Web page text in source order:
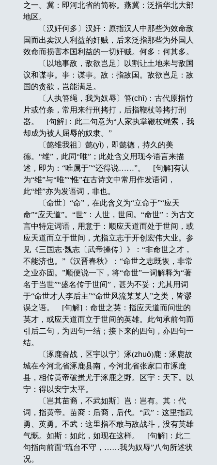
之一。冀：即河北省的简称。燕冀：泛指华北大部
地区。
〔汉奸何多〕汉奸：原指汉人中那些为效命敌
国而出卖汉人利益的奸贼，后来泛指那些为外国人
效命而损害本国利益的一切奸贼。何多：何其多。
〔以地事敌，敌欲岂足〕以割让土地来与敌国
议和谋事。事：谋事。敌：指敌国。敌欲岂足：敌
国的贪欲，岂能满足。
〔人执笞绳，我为奴辱〕笞(chī)：古代原指竹
片或竹条，常用来行刑拷打，后指鞭杖等拷打刑
器。 [句解]：此二句意为“人家执掌鞭杖绳索，我
却成为被人屈辱的奴隶。”
〔懿维我祖〕懿(yì)，即懿德，持久的美
德。“维”，此同“唯”；此处含义用现今语言来描
述，即为：“唯属于”“还得说……”。 [句解]有认
为“维”与“唯”“惟”在古诗文中常用作发语词，
此“维”亦为发语词，非也。
〔命世〕“命”，在此含义为“立命于”“应天
命”“应天道”。“世”：人世，世间。“命世”：为古文
言中特定词语，用意于：顺应天道而处于世间，或
应天道而立于世间，尤指立志于开创宏伟大业。参
见《三国志·魏志〔武帝操传〕》：“非命世之才，
不能济也。”《汉晋春秋》：“命世之志既恢，非常
之业亦固。”顺便说一下，将“命世”一词解释为“著
名于当世”“盛名传于世间”，甚为不妥；尤其用词
于“命世才人李后主”“命世风流某某人”之类，皆谬
误之语。 [句解]：命世之英：指应天道而问世的
英才，或应天道而立于世间的英雄。此句承前句而
引后二句，为四句一结；接下来的四句，亦四句一
结。
〔涿鹿奋战，区宇以宁〕涿(zhuō)鹿：涿鹿故
城在今河北省涿鹿县南，今河北省张家口市涿鹿
县，相传黄帝破蚩尤于涿鹿之野。区宇：天下。以
宁：得以安宁太平。
〔岂其苗裔，不武如斯〕岂：岂有。其：代
词，指黄帝。苗裔：后裔，后代。“武”：这里指武
勇、英勇。不武：这里指不敢与敌战斗，没有英雄
气慨。如斯：如此，如现在这样。 [句解]：此二
句指向前面“琉台不守，……我为奴辱”八句所述状
况。